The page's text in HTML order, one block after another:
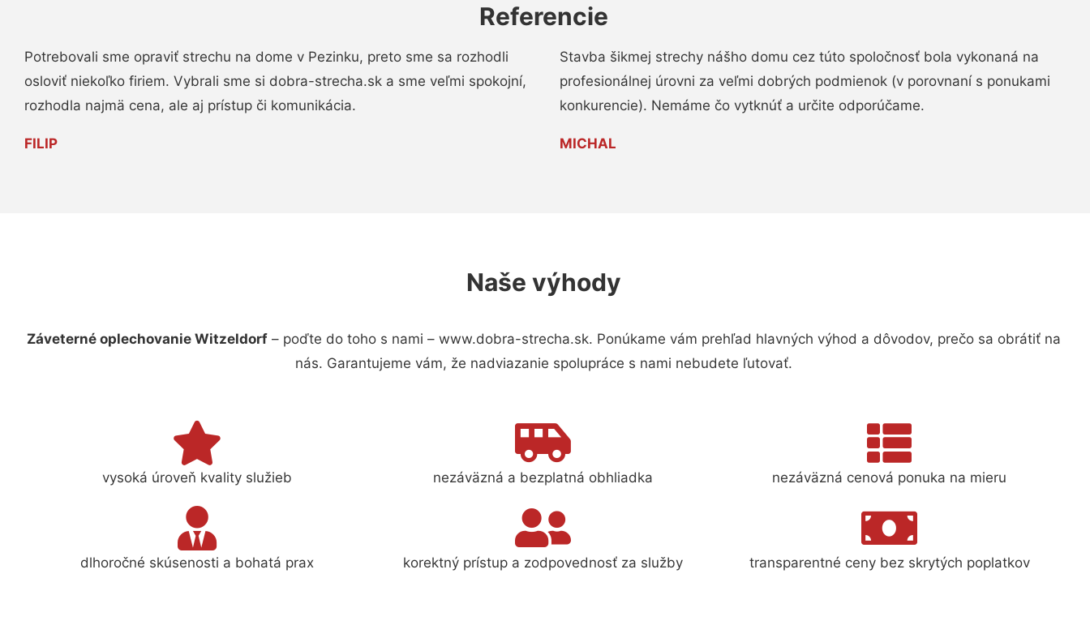
Referencie
Potrebovali sme opraviť strechu na dome v Pezinku, preto sme sa rozhodli
osloviť niekoľko firiem. Vybrali sme si dobra-strecha.sk a sme veľmi spokojní,
rozhodla najmä cena, ale aj prístup či komunikácia.
FILIP
Stavba šikmej strechy nášho domu cez túto spoločnosť bola vykonaná na
profesionálnej úrovni za veľmi dobrých podmienok (v porovnaní s ponukami
konkurencie). Nemáme čo vytknúť a určite odporúčame.
MICHAL
Naše výhody
Záveterné oplechovanie Witzeldorf– poďte do toho s nami – www.dobra-strecha.sk. Ponúkame vám prehľad hlavných výhod a dôvodov, prečo sa obrátiť na
nás. Garantujeme vám, že nadviazanie spolupráce s nami nebudete ľutovať.
vysoká úroveň kvality služieb nezáväzná a bezplatná obhliadka nezáväzná cenová ponuka na mieru
dlhoročné skúsenosti a bohatá prax korektný prístup a zodpovednosť za služby transparentné ceny bez skrytých poplatkov